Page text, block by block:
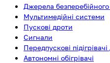
Джерела
Мультимедійні системи
Пускові дроти
Сигнали
Передпускові
Автономні обігрівачі